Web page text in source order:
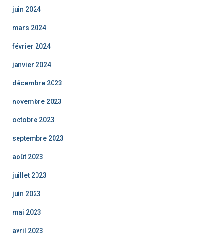
juin 2024
mars 2024
février 2024
janvier 2024
décembre 2023
novembre 2023
octobre 2023
septembre 2023
août 2023
juillet 2023
juin 2023
mai 2023
avril 2023